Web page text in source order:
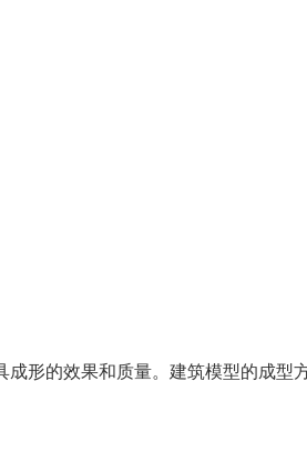
形的效果和质量。建筑模型的成型